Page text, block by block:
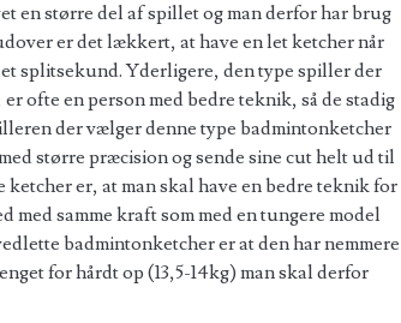
en større del af spillet og man derfor har brug
er det lækkert, at have en let ketcher når
splitsekund. Yderligere, den type spiller der
ofte en person med bedre teknik, så de stadig
der vælger denne type badmintonketcher
større præcision og sende sine cut helt ud til
er, at man skal have en bedre teknik for
med samme kraft som med en tungere model
badmintonketcher er at den har nemmere
for hårdt op (13,5-14kg) man skal derfor